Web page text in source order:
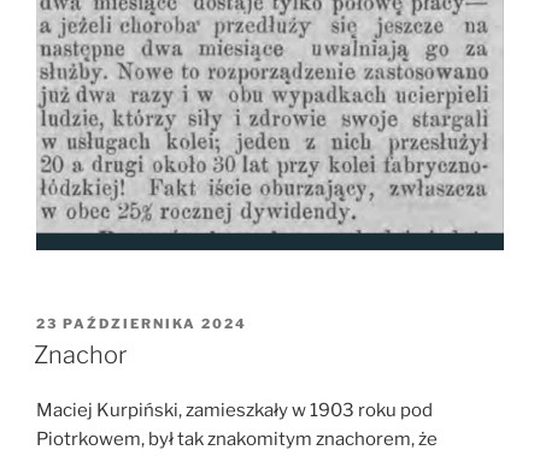
OPUBLIKOWANE
W
23 PAŹDZIERNIKA 2024
Znachor
Maciej Kurpiński, zamieszkały w 1903 roku pod
Piotrkowem, był tak znakomitym znachorem, że